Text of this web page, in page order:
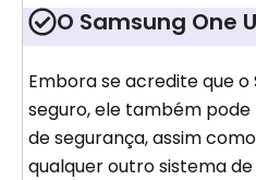
O Samsung One
Embora se acredite que o
seguro, ele também
de segurança, assim
qualquer outro sistema